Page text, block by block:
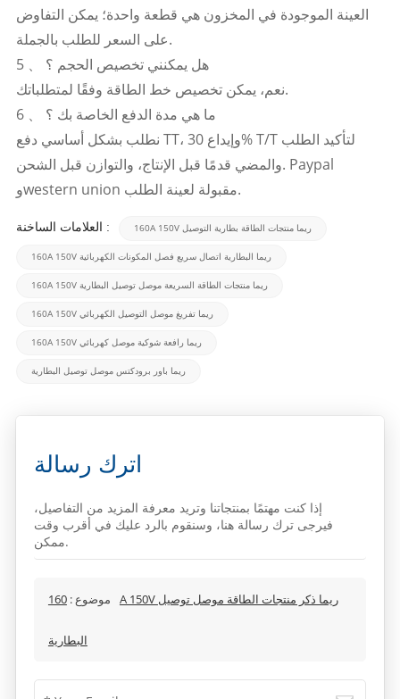
العينة الموجودة في المخزون هي قطعة واحدة؛ يمكن التفاوض
على السعر للطلب بالجملة.
5 、 هل يمكنني تخصيص الحجم ؟
نعم، يمكن تخصيص خط الطاقة وفقًا لمتطلباتك.
6 、 ما هي مدة الدفع الخاصة بك ؟
نطلب بشكل أساسي دفع TT، وإيداع 30% T/T لتأكيد الطلب
والمضي قدمًا قبل الإنتاج، والتوازن قبل الشحن. Paypal
وwestern union مقبولة لعينة الطلب.
العلامات الساخنة : 160A 150V ريما منتجات الطاقة بطارية التوصيل
160A 150V ريما البطارية اتصال سريع فصل المكونات الكهربائية
160A 150V ريما منتجات الطاقة السريعة موصل توصيل البطارية
160A 150V ريما تفريغ موصل التوصيل الكهربائي
160A 150V ريما رافعة شوكية موصل كهربائي
ريما باور برودكتس موصل توصيل البطارية
اترك رسالة
إذا كنت مهتمًا بمنتجاتنا وتريد معرفة المزيد من التفاصيل،
فيرجى ترك رسالة هنا، وسنقوم بالرد عليك في أقرب وقت
ممكن.
موضوع :160A 150V ريما ذكر منتجات الطاقة موصل توصيل
البطارية